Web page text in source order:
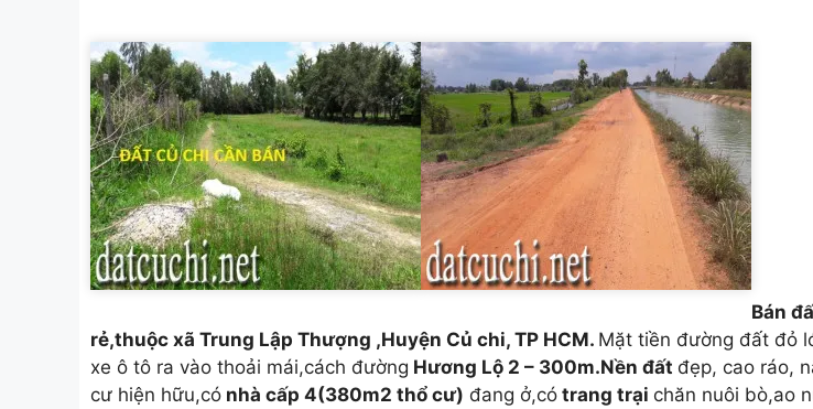
Bán
rẻ,thuộc xã Trung Lập Thượng ,Huyện Củ chi, TP HCM. Mặt tiền đường đất đỏ
xe ô tô ra vào thoải mái,cách đường Hương Lộ 2 – 300m.Nền đất đẹp, cao ráo,
cư hiện hữu,có nhà cấp 4(380m2 thổ cư) đang ở,có trang trại chăn nuôi bò,ao